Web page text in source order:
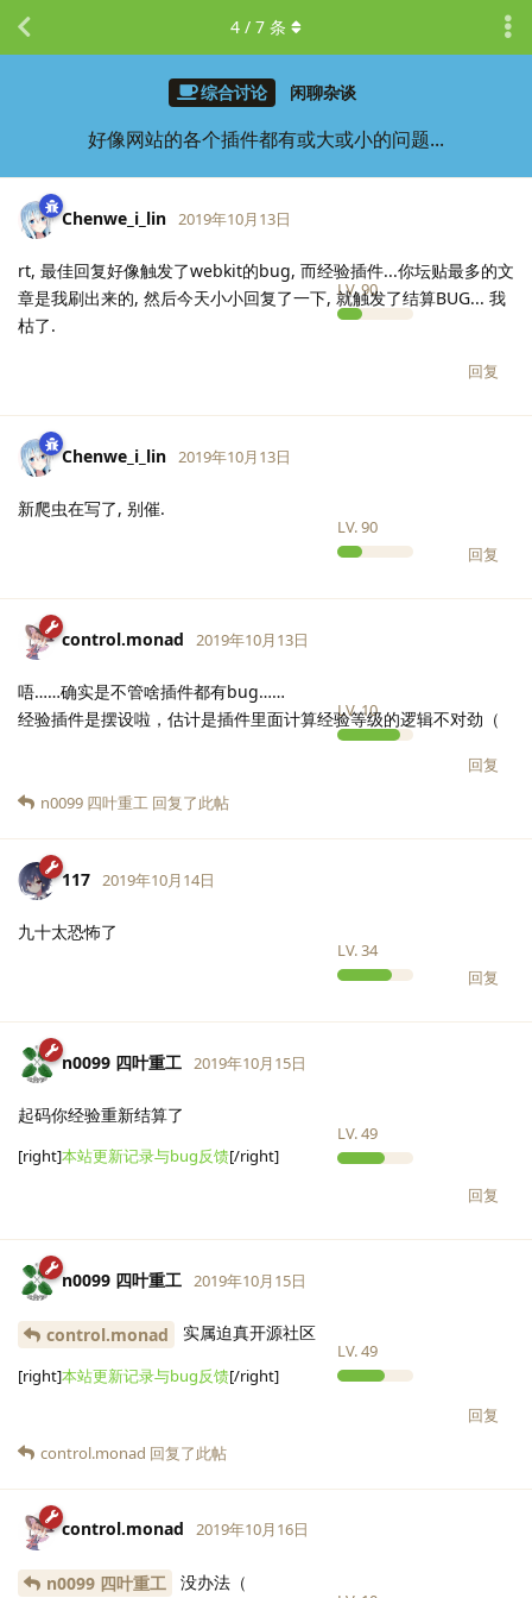
综合讨论 闲聊杂谈
好像网站的各个插件都有或大或小的问题...
4 / 7 条
Chenwe_i_lin
LV.90
2019年10月13日
rt, 最佳回复好像触发了webkit的bug, 而经验插件...你坛贴最多的文
章是我刷出来的, 然后今天小小回复了一下, 就触发了结算BUG... 我
枯了.
回复
Chenwe_i_lin
LV.90
2019年10月13日
新爬虫在写了, 别催.
回复
control.monad
LV.10
2019年10月13日
唔……确实是不管啥插件都有bug……
经验插件是摆设啦，估计是插件里面计算经验等级的逻辑不对劲（
回复
n0099 四叶重工 回复了此帖
117
LV.34
2019年10月14日
九十太恐怖了
回复
n0099 四叶重工
LV.49
2019年10月15日
起码你经验重新结算了
[right]本站更新记录与bug反馈[/right]
回复
n0099 四叶重工
LV.49
2019年10月15日
control.monad 实属迫真开源社区
[right]本站更新记录与bug反馈[/right]
回复
control.monad 回复了此帖
control.monad 2019年10月16日
n0099 四叶重工 没办法（